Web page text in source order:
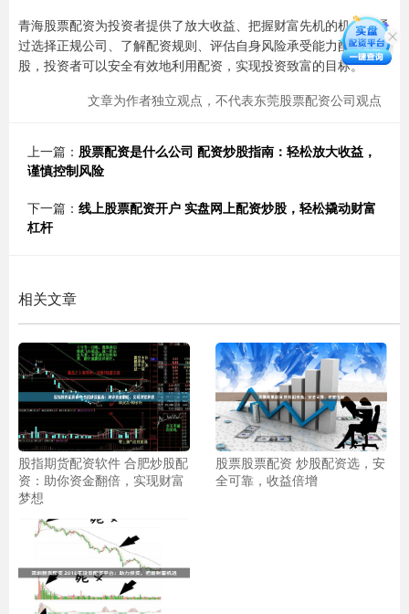
青海股票配资为投资者提供了放大收益、把握财富先机的机会。通
过选择正规公司、了解配资规则、评估自身风险承受能力配资网炒
股，投资者可以安全有效地利用配资，实现投资致富的目标。
文章为作者独立观点，不代表东莞股票配资公司观点
上一篇： 股票配资是什么公司 配资炒股指南：轻松放大收益，
谨慎控制风险
下一篇： 线上股票配资开户 实盘网上配资炒股，轻松撬动财富
杠杆
相关文章
股指期货配资软件 合肥炒股配
资：助你资金翻倍，实现财富
梦想
股票股票配资 炒股配资选，安
全可靠，收益倍增